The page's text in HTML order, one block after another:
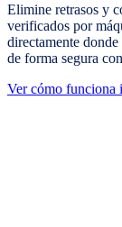
Elimine retrasos y
verificados por
directamente
de forma segura
Ver cómo funciona